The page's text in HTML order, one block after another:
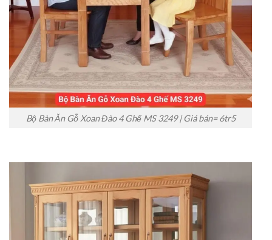
Bộ Bàn Ăn Gỗ Xoan Đào 4 Ghế MS 3249 | Giá bán= 6tr5